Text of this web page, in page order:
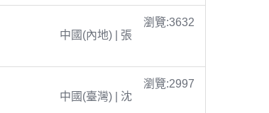
瀏覽:3632
中國(內地) | 張
瀏覽:2997
中國(臺灣) | 沈